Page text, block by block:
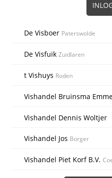
De Visboer Paterswolde
De VisfuikZuidlaren
t Vishuys Roden
Vishandel Bruinsma
Vishandel Dennis Woltjer
Vishandel Jos Borger
Vishandel Piet Korf B.V.